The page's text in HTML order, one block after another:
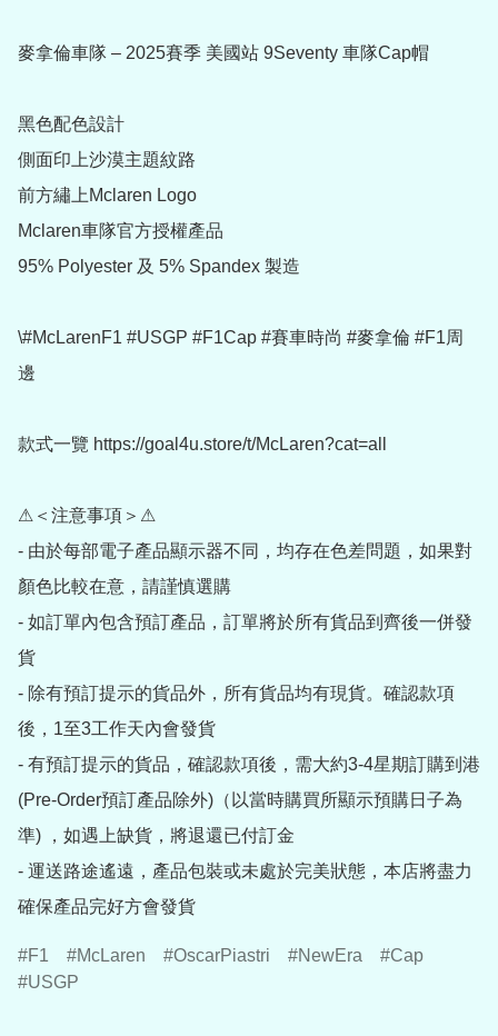
麥拿倫車隊 – 2025賽季 美國站 9Seventy 車隊Cap帽
黑色配色設計
側面印上沙漠主題紋路
前方繡上Mclaren Logo
Mclaren車隊官方授權產品
95% Polyester 及 5% Spandex 製造
\#McLarenF1 #USGP #F1Cap #賽車時尚 #麥拿倫 #F1周
邊
款式一覽 https://goal4u.store/t/McLaren?cat=all
⚠＜注意事項＞⚠
- 由於每部電子產品顯示器不同，均存在色差問題，如果對
顏色比較在意，請謹慎選購
- 如訂單內包含預訂產品，訂單將於所有貨品到齊後一併發
貨
- 除有預訂提示的貨品外，所有貨品均有現貨。確認款項
後，1至3工作天內會發貨
- 有預訂提示的貨品，確認款項後，需大約3-4星期訂購到港
(Pre-Order預訂產品除外)（以當時購買所顯示預購日子為
準) ，如遇上缺貨，將退還已付訂金
- 運送路途遙遠，產品包裝或未處於完美狀態，本店將盡力
確保產品完好方會發貨
F1 McLaren OscarPiastri NewEra
Cap
USGP